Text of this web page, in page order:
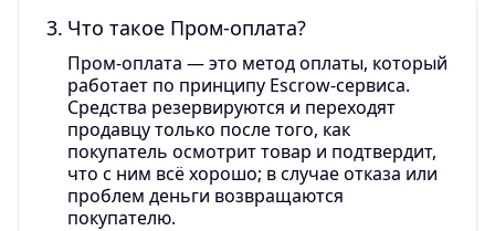
Что такое Пром-оплата?
Пром-оплата — это метод оплаты, который
работает по принципу Escrow-сервиса.
Средства резервируются и переходят
продавцу только после того, как
покупатель осмотрит товар и подтвердит,
что с ним всё хорошо; в случае отказа или
проблем деньги возвращаются
покупателю.